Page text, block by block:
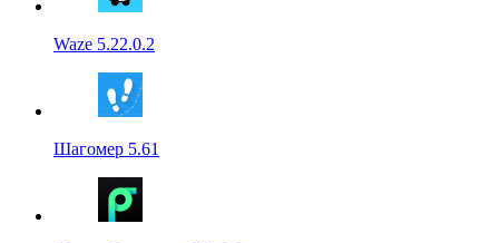
Waze 5.22.0.2
Шагомер 5.61